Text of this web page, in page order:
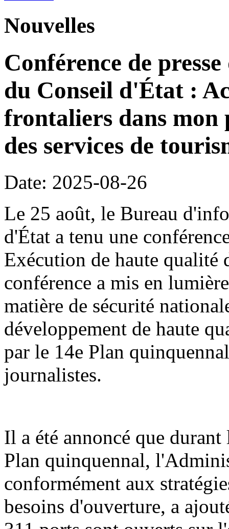
Nouvelles
Conférence de
du Conseil d'État :
frontaliers dans
des services de
Date: 2025-08-26
Le 25 août, le Bureau
d'État a tenu une
Exécution de haute qualité
conférence a mis en
matière de sécurité
développement de haute
par le 14e Plan
journalistes.
Il a été annoncé que
Plan quinquennal,
conformément aux
besoins d'ouverture, a